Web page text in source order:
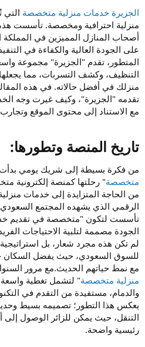
الجزيرة خدمات منزلية متخصصة التي
منزلية احترافية ومخصصة. تأسست هذه
أصحاب المنازل المميزين في المملكة
على الجودة العالية والكفاءة في
المتطور، تقدم "الجزيرة" مجموعة
التنظيف، وكشف التسربات، مما
منزلك في أفضل حالاته. في هذه
تقدمه "الجزيرة"، وكيف غيرت وجه
مع الاستناد إلى محتوى الموقع
تاريخ المنصة وتطورها:​
من فكرة بسيطة إلى شريك يومي
متخصصة
من الحاجة المتزايدة إلى خدمات
الرقمي الذي يشهده المجتمع
تأسست لتكون "متخصصة في تقديم
الجودة مصممة لتلبية الاحتياجات
لم تكن هذه مجرد شعار، بل
للسوق السعودي، حيث يفضل السكان
مع نمط حياتهم الحديث.مع مرور
منزلية متخصصة" لتشمل تغطية
والدمام، مستفيدة من التقدم في
يعكس هذا التطور؛ تصميمه بسيط
التنقل، حيث يمكن للزائر الوصول
رئيسية واضحة.